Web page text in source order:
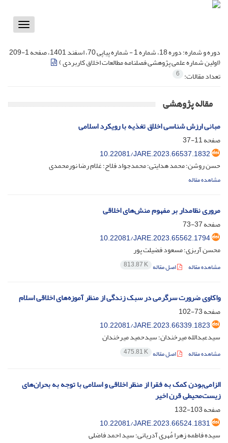
Toggle
دوره و شماره:
دوره 18، شماره 1 - شماره پیاپی 70، اسفند 1401، صفحه 1-209
(اولین شماره علمی پژوهشی فصلنامه مطالعات اخلاق کاربردی )
تعداد مقالات: 6
مقاله پژوهشی
مبانی ارزش شناسی اخلاق تغذیه با رویکرد اسلامی
صفحه11-37
10.22081/JARE.2023.66537.1832
حسن روشن؛ محمد هدایتی؛ محمدجواد فلاح؛ غلام رضا نورمحمدی
مشاهده مقاله
مروری نظامدار بر مفهوم منش‌های اخلاقی
صفحه37-73
10.22081/JARE.2023.65562.1794
محسن آربزی؛ مسعود فضیلت پور
مشاهده مقاله اصل مقاله 813.87 K
واکاوی ضرورت سرگرمی در سبک زندگی از منظر آموزه‌های اخلاقی اسلام
صفحه73-102
10.22081/JARE.2023.66339.1823
سیدعبدالله میرخندان؛ سیدحمید میرخندان
مشاهده مقاله اصل مقاله 475.81 K
الزامی‌بودن کمک به فقرا از منظر اخلاقی و اسلامی با توجه به بحران‌های
زیست‌محیطی قرن اخیر
صفحه103-132
10.22081/JARE.2023.66524.1831
سیده فاطمه زهرا مُهری آدریانی؛ سید احمد فاضلی